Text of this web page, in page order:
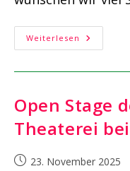
Weiterlesen Die
Bilder
Open Stage
Theaterei
Beitrag23. November 2025